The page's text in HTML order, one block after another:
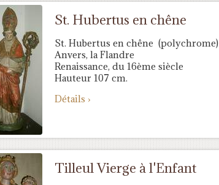
St. Hubertus en chêne
St. Hubertus en chêne (polychrome)
Anvers, la Flandre
Renaissance, du 16ème siècle
Hauteur 107 cm.
Détails ›
Tilleul Vierge à l'Enfant